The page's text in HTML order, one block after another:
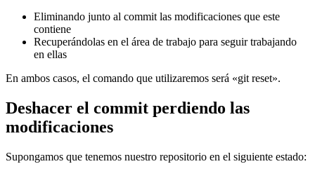
Eliminando junto al commit las modificaciones que este
contiene
Recuperándolas en el área de trabajo para seguir trabajando
en ellas
En ambos casos, el comando que utilizaremos será «git reset».
Deshacer el commit perdiendo las
modificaciones
Supongamos que tenemos nuestro repositorio en el siguiente estado: